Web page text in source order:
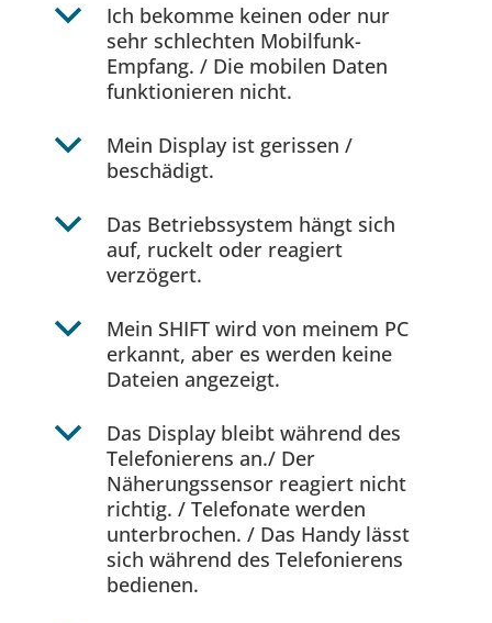
b
Ich bekomme keinen oder nur
sehr schlechten Mobilfunk-
Empfang. / Die mobilen Daten
funktionieren nicht.
b
Mein Display ist gerissen /
beschädigt.
b
Das Betriebssystem hängt sich
auf, ruckelt oder reagiert
verzögert.
b
Mein SHIFT wird von meinem PC
erkannt, aber es werden keine
Dateien angezeigt.
b
Das Display bleibt während des
Telefonierens an./ Der
Näherungssensor reagiert nicht
richtig. / Telefonate werden
unterbrochen. / Das Handy lässt
sich während des Telefonierens
bedienen.